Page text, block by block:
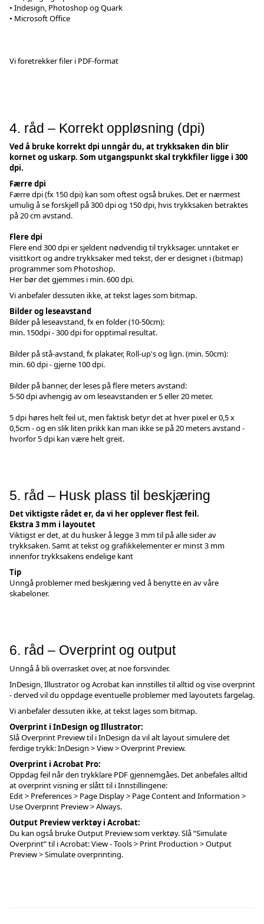
• Indesign, Photoshop og Quark
• Microsoft Office
Vi foretrekker filer i PDF-format
4. råd – Korrekt oppløsning (dpi)
Ved å bruke korrekt dpi unngår du, at trykksaken din blir
kornet og uskarp. Som utgangspunkt skal trykkfiler ligge i 300
dpi.
Færre dpi
Færre dpi (fx 150 dpi) kan som oftest også brukes. Det er nærmest
umulig å se forskjell på 300 dpi og 150 dpi, hvis trykksaken betraktes
på 20 cm avstand.
Flere dpi
Flere end 300 dpi er sjeldent nødvendig til trykksager. unntaket er
visittkort og andre trykksaker med tekst, der er designet i (bitmap)
programmer som Photoshop.
Her bør det gjemmes i min. 600 dpi.
Vi anbefaler dessuten ikke, at tekst lages som bitmap.
Bilder og leseavstand
Bilder på leseavstand, fx en folder (10-50cm):
min. 150dpi - 300 dpi for opptimal resultat.
Bilder på stå-avstand, fx plakater, Roll-up's og lign. (min. 50cm):
min. 60 dpi - gjerne 100 dpi.
Bilder på banner, der leses på flere meters avstand:
5-50 dpi avhengig av om leseavstanden er 5 eller 20 meter.
5 dpi høres helt feil ut, men faktisk betyr det at hver pixel er 0,5 x
0,5cm - og en slik liten prikk kan man ikke se på 20 meters avstand -
hvorfor 5 dpi kan være helt greit.
5. råd – Husk plass til beskjæring
Det viktigste rådet er, da vi her opplever flest feil.
Ekstra 3 mm i layoutet
Viktigst er det, at du husker å legge 3 mm til på alle sider av
trykksaken. Samt at tekst og grafikkelementer er minst 3 mm
innenfor trykksakens endelige kant
Tip
Unngå problemer med beskjæring ved å benytte en av våre
skabeloner.
6. råd – Overprint og output
Unngå å bli overrasket over, at noe forsvinder.
InDesign, Illustrator og Acrobat kan innstilles til alltid og vise overprint
- derved vil du oppdage eventuelle problemer med layoutets fargelag.
Vi anbefaler dessuten ikke, at tekst lages som bitmap.
Overprint i InDesign og Illustrator:
Slå Overprint Preview til i InDesign da vil alt layout simulere det
ferdige trykk: InDesign > View > Overprint Preview.
Overprint i Acrobat Pro:
Oppdag feil når den trykklare PDF gjennemgåes. Det anbefales alltid
at overprint visning er slått til i Innstillingene:
Edit > Preferences > Page Display > Page Content and Information >
Use Overprint Preview > Always.
Output Preview verktøy i Acrobat:
Du kan også bruke Output Preview som verktøy. Slå “Simulate
Overprint” til i Acrobat: View - Tools > Print Production > Output
Preview > Simulate overprinting.